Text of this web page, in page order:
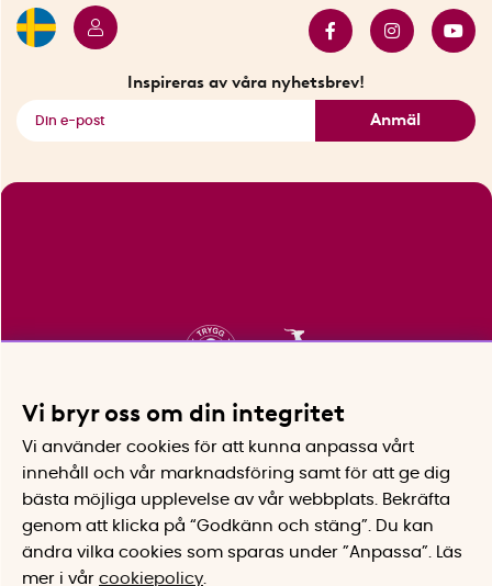
Inspireras av våra nyhetsbrev!
Anmäl
Vi bryr oss om din integritet
Vi använder cookies för att kunna anpassa vårt
innehåll och vår marknadsföring samt för att ge dig
bästa möjliga upplevelse av vår webbplats.
Bekräfta
genom att klicka på “Godkänn och stäng”. Du kan
ändra vilka cookies som sparas under ”Anpassa”.
Läs
mer i vår cookiepolicy